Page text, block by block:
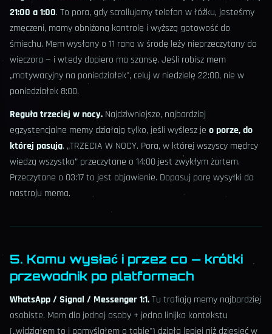
21:00 a 1:00. To pora, gdy scrollujemy telefon w łóżku, jesteśmy
zmęczeni, mamy obniżoną kontrolę i wyższą gotowość do
śmiechu. Mem wysłany o 11 rano w środę leży nieprzeczytany do
wieczora — i wtedy dopiero ma szansę. Jeśli robisz mem
„motywacyjny na poniedziałek", celuj w niedzielę 22:00, nie w
poniedziałek 8:00.
Reguła trzeciej w nocy. Najdziwniejsze, najbardziej
egzystencjalne memy działają tylko, jeśli wyślesz je o porze, do
której pasują. „TRZECIA W NOCY. Pora, w której wszyscy mędrcy
wiedzą wszystko” przeczytane o 14:00 jest zwykłym żartem.
Przeczytane o 03:17 to jest objawienie. Dopasuj porę wysyłki do
nastroju mema.
5. Komu wysłać i przez co — krótki
przewodnik po platformach
WhatsApp / Signal / Messenger 1:1.Tu trafiają memy najbardziej
osobiste. Mem dla jednej osoby + jedna linijka kontekstu
(„widziałem to i pomyślałem o tobie") działa lepiej niż dziesięć w